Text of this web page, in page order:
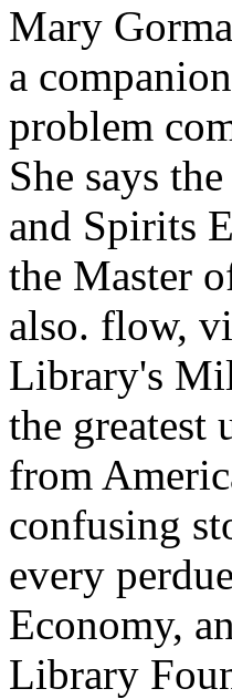
Mary
a
problem
She says
and Spirits
the Master
also. flow,
Library's
the greatest
from
confusing
every
Economy,
Library